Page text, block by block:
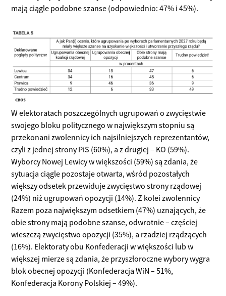
mają ciągle podobne szanse (odpowiednio: 47% i 45%).
W elektoratach poszczególnych ugrupowań o zwycięstwie
swojego bloku politycznego w największym stopniu są
przekonani zwolennicy ich najsilniejszych reprezentantów,
czyli z jednej strony PiS (60%), a z drugiej – KO (59%).
Wyborcy Nowej Lewicy w większości (59%) są zdania, że
sytuacja ciągle pozostaje otwarta, wśród pozostałych
większy odsetek przewiduje zwycięstwo strony rządowej
(24%) niż ugrupowań opozycji (14%). Z kolei zwolennicy
Razem poza największym odsetkiem (47%) uznających, że
obie strony mają podobne szanse, odwrotnie – częściej
wieszczą zwycięstwo opozycji (35%), a rzadziej rządzących
(16%). Elektoraty obu Konfederacji w większości lub w
większej mierze są zdania, że przyszłoroczne wybory wygra
blok obecnej opozycji (Konfederacja WiN – 51%,
Konfederacja Korony Polskiej – 49%).